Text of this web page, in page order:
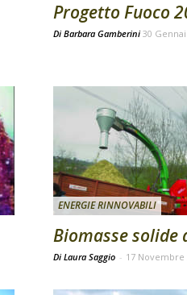
Progetto Fuoco
Di Barbara Gamberini 30
ENERGIE RINNOVABILI
Biomasse solide
Di Laura Saggio - 17 Novembre